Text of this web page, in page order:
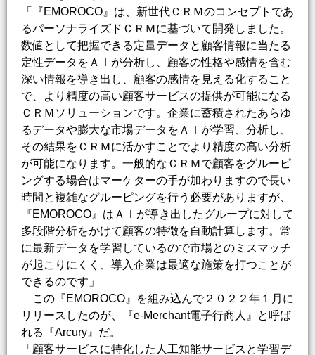
「『EMOROCO』は、新世代ＣＲＭのコンセプトであ
るパーソナライズドＣＲＭに基づいて開発しました。
数値として把握できる定量データと顧客情報に当たる
定性データをＡＩが分析し、顧客の性格や感情を含む
深い情報を導き出し、顧客の感情を見える化すること
で、より精度の高い顧客サービスの提供が可能になる
ＣＲＭソリューションです。企業に蓄積されたあらゆ
るデータや膨大な市場データをＡＩが学習、分析し、
その結果をＣＲＭに活かすことでより精度の高い分析
が可能になります。一般的なＣＲＭで顧客をグルーピ
ングする場合はマーケターの手が加わりますので長い
時間と複雑なグルーピングを行う必要がありますが、
『EMOROCO』はＡＩが導き出したグループに対して
多段階分析をかけて顧客の特徴を自動計算します。常
に最新データを学習しているので市場とのミスマッチ
が起こりにくく、導入企業は最適な施策を打つことが
できるのです」
この『EMOROCO』を組み込んで２０２２年１月に
リリースしたのが、『e-Merchant電子行商人』と呼ば
れる『Arcury』だ。
「顧客サービスに特化した人工知能サービスと学習デ